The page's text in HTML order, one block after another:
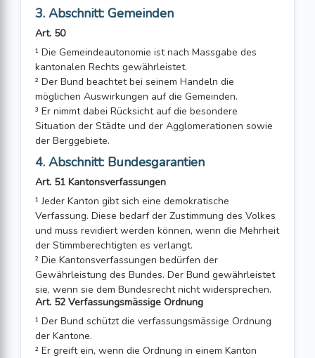
3. Abschnitt: Gemeinden
Art. 50
¹ Die Gemeindeautonomie ist nach Massgabe des
kantonalen Rechts gewährleistet.
² Der Bund beachtet bei seinem Handeln die
möglichen Auswirkungen auf die Gemeinden.
³ Er nimmt dabei Rücksicht auf die besondere
Situation der Städte und der Agglo­merationen sowie
der Berggebiete.
4. Abschnitt: Bundesgarantien
Art. 51 Kantonsverfassungen
¹ Jeder Kanton gibt sich eine demokratische
Verfassung. Diese bedarf der Zustim­mung des Volkes
und muss revidiert werden können, wenn die Mehrheit
der Stimmberechtigten es verlangt.
² Die Kantonsverfassungen bedürfen der
Gewährleistung des Bundes. Der Bund gewährleistet
sie, wenn sie dem Bundesrecht nicht widersprechen.
Art. 52 Verfassungsmässige Ordnung
¹ Der Bund schützt die verfassungsmässige Ordnung
der Kantone.
² Er greift ein, wenn die Ordnung in einem Kanton